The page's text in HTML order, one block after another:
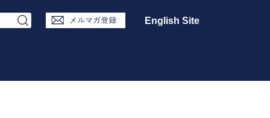
English Site